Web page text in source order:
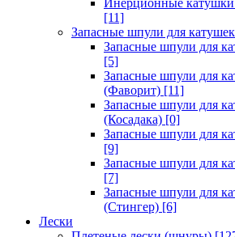
Инерционные катушки
[11]
Запасные шпули для катушек
Запасные шпули для
[5]
Запасные шпули для
(Фаворит) [11]
Запасные шпули для
(Косадака) [0]
Запасные шпули для
[9]
Запасные шпули для
[7]
Запасные шпули для
(Стингер) [6]
Лески